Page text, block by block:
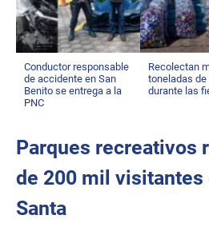
Conductor responsable
de accidente en San
Benito se entrega a la
PNC
Recolectan
toneladas
durante las
Parques recreativos
de 200 mil visitantes
Santa